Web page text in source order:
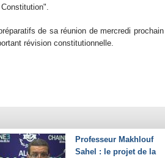
de sa réunion de mercredi prochain
révision constitutionnelle.
Professeur Makhlouf
Sahel : le projet de la